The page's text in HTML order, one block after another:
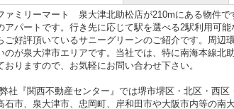
ァミリーマート 泉大津北助松店が210mにある物件で
アパートです。行き先に応じて駅を選べる2駅利用可
ご好評頂いているサニーグリーンのご紹介です。周辺
のが泉大津市エリアです。当社では、特に南海本線北
おりますので、お気軽にお問い合わせ下さい。
社『関西不動産センター』では堺市堺区・北区・西区
石市、泉大津市、忠岡町、岸和田市や大阪市内等の南